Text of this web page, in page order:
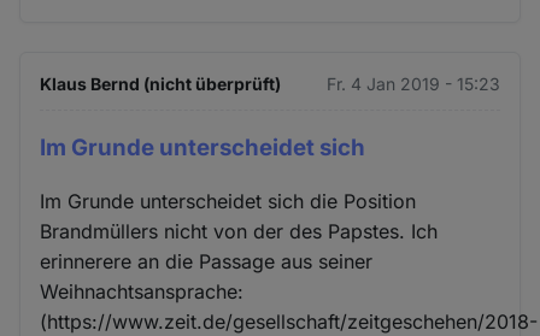
Klaus Bernd (nicht überprüft) Fr. 4 Jan 2019 - 15:23
Im Grunde unterscheidet sich
Im Grunde unterscheidet sich die Position
Brandmüllers nicht von der des Papstes. Ich
erinnerere an die Passage aus seiner
Weihnachtsansprache:
(https://www.zeit.de/gesellschaft/zeitgeschehen/2018-